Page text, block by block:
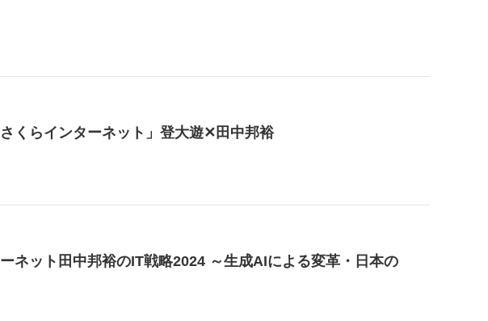
くらインターネット」登大遊✕田中邦裕
ネット田中邦裕のIT戦略2024 ～生成AIによる変革・日本の